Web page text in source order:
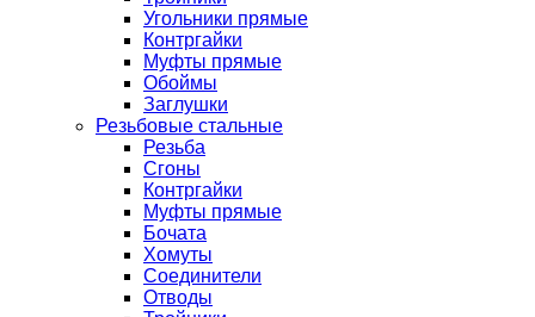
Угольники прямые
Контргайки
Муфты прямые
Обоймы
Заглушки
Резьбовые стальные
Резьба
Сгоны
Контргайки
Муфты прямые
Бочата
Хомуты
Соединители
Отводы